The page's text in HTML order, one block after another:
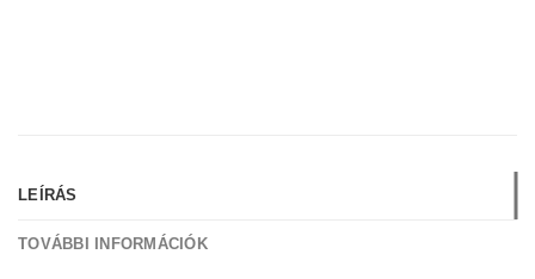
LEÍRÁS
TOVÁBBI INFORMÁCIÓK